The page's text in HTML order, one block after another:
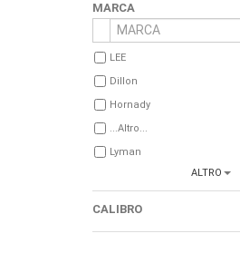
MARCA
LEE
Dillon
Hornady
...Altro...
Lyman
ALTRO
CALIBRO